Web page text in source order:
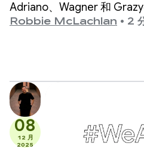
Adriano、Wagner 和
的 Matraquinha 應用程式，
Robbie McLachlan • 2
08
12 月
2025